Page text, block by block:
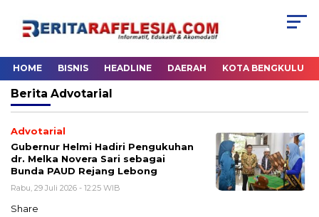
HOME BISNIS HEADLINE DAERAH KOTA BENGKULU
Berita Advotarial
Advotarial
Gubernur Helmi Hadiri Pengukuhan
dr. Melka Novera Sari sebagai
Bunda PAUD Rejang Lebong
Rabu, 29 Juli 2026 - 12:25 WIB
Share